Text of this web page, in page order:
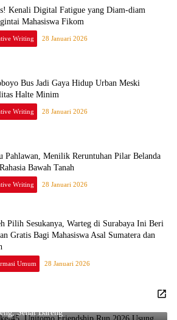
Kenali Digital Fatigue yang Diam-diam
Mahasiswa Fikom
Writing 28 Januari 2026
Bus Jadi Gaya Hidup Urban Meski
Halte Minim
Writing 28 Januari 2026
Pahlawan, Menilik Reruntuhan Pilar Belanda
Bawah Tanah
Writing 28 Januari 2026
Pilih Sesukanya, Warteg di Surabaya Ini Beri
Gratis Bagi Mahasiswa Asal Sumatera dan
Umum 28 Januari 2026
45, Unitomo Friendship Run 2026 Usung
Sehat Bareng”